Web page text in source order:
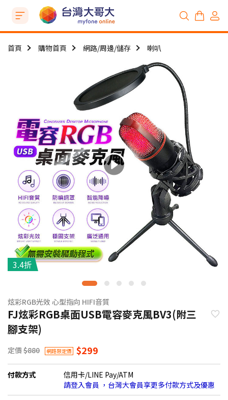
首頁 購物首頁 網路/周邊/儲存 喇叭
3.4折
炫彩RGB光效 心型指向 HIFI音質
FJ炫彩RGB桌面USB電容麥克風BV3(附三
腳支架)
定價 $880 網路限定價 $299
付款方式
信用卡/LINE Pay/ATM
請登入會員 ，台灣大會員享更多付款方式及優惠